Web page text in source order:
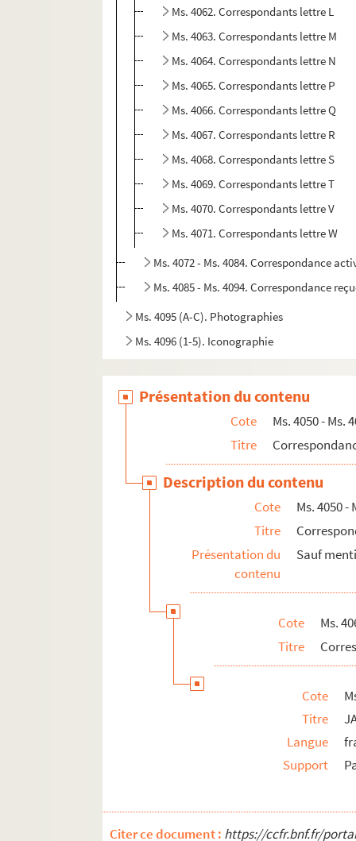
Ms. 4062. Correspondants lettre L
Ms. 4063. Correspondants lettre M
Ms. 4064. Correspondants lettre N
Ms. 4065. Correspondants lettre P
Ms. 4066. Correspondants lettre Q
Ms. 4067. Correspondants lettre R
Ms. 4068. Correspondants lettre S
Ms. 4069. Correspondants lettre T
Ms. 4070. Correspondants lettre V
Ms. 4071. Correspondants lettre W
Ms. 4072 - Ms. 4084. Correspondance
Ms. 4085 - Ms. 4094. Correspondance
Ms. 4095 (A-C). Photographies
Ms. 4096 (1-5). Iconographie
Présentation du contenu
Cote
Ms. 4050 - Ms.
Titre
Description du contenu
Cote
Ms. 4050 -
Titre
Présentation du
contenu
Sauf
Cote
Ms.
Titre
Cote
Titre
Langue
Support
Citer ce document : https://ccfr.bnf.fr/